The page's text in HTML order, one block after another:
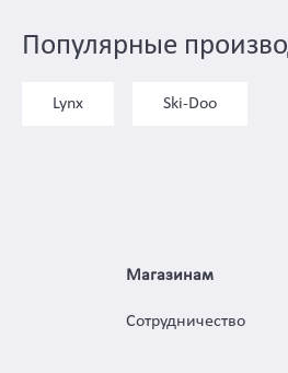
Популярные
Lynx Ski-Doo
Магазинам
Сотрудничество